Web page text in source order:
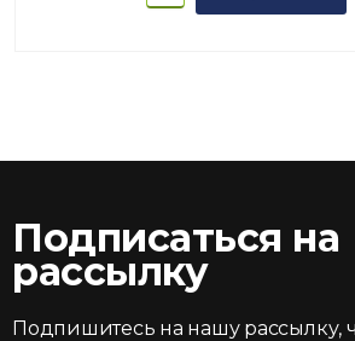
Подписаться на
рассылку
Подпишитесь на нашу рассылку,